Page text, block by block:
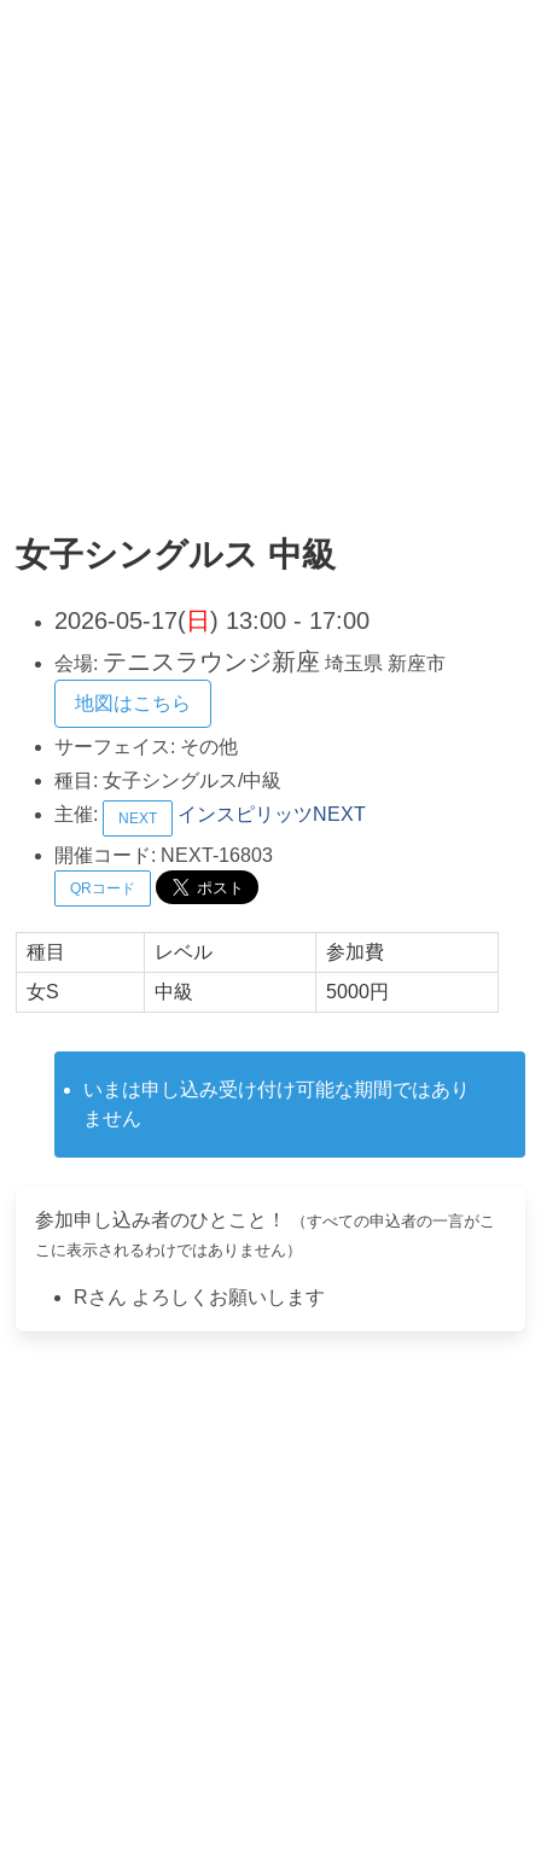
女子シングルス 中級
2026-05-17(日 ) 13:00 - 17:00
会場: テニスラウンジ新座 埼玉県 新座市
地図はこちら
サーフェイス: その他
種目: 女子シングルス/中級
主催:
NEXT
インスピリッツNEXT
開催コード: NEXT-16803
QRコード
種目 レベル
参加費
女S
中級 5000円
いまは申し込み受け付け可能な期間ではあり
ません
参加申し込み者のひとこと！
（すべての申込者の一言がこ
こに表示されるわけではありません）
Rさん よろしくお願いします